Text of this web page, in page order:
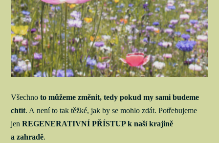
Všechnoto můžeme změnit, tedy pokud my sami budeme
chtít. A není to tak těžké, jak by se mohlo zdát. Potřebujeme
jenREGENERATIVNÍ PŘÍSTUP k naší krajině
a zahradě.